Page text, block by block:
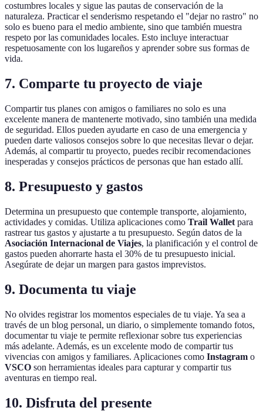
costumbres locales y sigue las pautas de conservación de la
naturaleza. Practicar el senderismo respetando el "dejar no rastro" no
solo es bueno para el medio ambiente, sino que también muestra
respeto por las comunidades locales. Esto incluye interactuar
respetuosamente con los lugareños y aprender sobre sus formas de
vida.
7. Comparte tu proyecto de viaje
Compartir tus planes con amigos o familiares no solo es una
excelente manera de mantenerte motivado, sino también una medida
de seguridad. Ellos pueden ayudarte en caso de una emergencia y
pueden darte valiosos consejos sobre lo que necesitas llevar o dejar.
Además, al compartir tu proyecto, puedes recibir recomendaciones
inesperadas y consejos prácticos de personas que han estado allí.
8. Presupuesto y gastos
Determina un presupuesto que contemple transporte, alojamiento,
actividades y comidas. Utiliza aplicaciones como Trail Wallet para
rastrear tus gastos y ajustarte a tu presupuesto. Según datos de la
Asociación Internacional de Viajes, la planificación y el control de
gastos pueden ahorrarte hasta el 30% de tu presupuesto inicial.
Asegúrate de dejar un margen para gastos imprevistos.
9. Documenta tu viaje
No olvides registrar los momentos especiales de tu viaje. Ya sea a
través de un blog personal, un diario, o simplemente tomando fotos,
documentar tu viaje te permite reflexionar sobre tus experiencias
más adelante. Además, es un excelente modo de compartir tus
vivencias con amigos y familiares. Aplicaciones como Instagram o
VSCO son herramientas ideales para capturar y compartir tus
aventuras en tiempo real.
10. Disfruta del presente